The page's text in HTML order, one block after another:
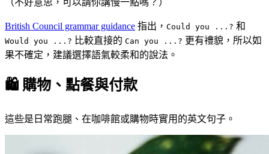
British Council grammar guidance 指出， Could you ...? 和
Would you ...? 比較直接的 Can you ...? 更有禮貌，所以如
果不確定，建議選擇語氣較柔和的說法。
🛍️ 購物、點餐與付款
這些是日常跑腿、在咖啡館或購物時實用的英文句子。